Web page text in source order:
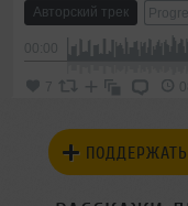
Авторский трек
7
ПОДДЕРЖАТЬ